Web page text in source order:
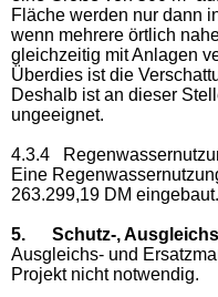
Fläche werden nur dann
wenn mehrere örtlich
gleichzeitig mit Anlagen
Überdies ist die
Deshalb ist an dieser
ungeeignet.
4.3.4
Eine
263.299,19 DM eingebaut.
5. Schutz-,
Ausgleichs- und
Projekt nicht notwendig.